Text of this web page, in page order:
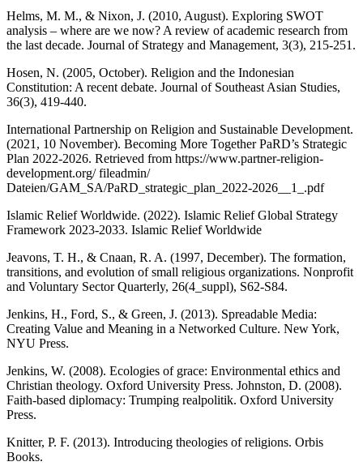
Helms, M. M., & Nixon, J. (2010, August). Exploring SWOT
analysis – where are we now? A review of academic research from
the last decade. Journal of Strategy and Management, 3(3), 215-251.
Hosen, N. (2005, October). Religion and the Indonesian
Constitution: A recent debate. Journal of Southeast Asian Studies,
36(3), 419-440.
International Partnership on Religion and Sustainable Development.
(2021, 10 November). Becoming More Together PaRD’s Strategic
Plan 2022-2026. Retrieved from https://www.partner-religion-
development.org/ fileadmin/
Dateien/GAM_SA/PaRD_strategic_plan_2022-2026__1_.pdf
Islamic Relief Worldwide. (2022). Islamic Relief Global Strategy
Framework 2023-2033. Islamic Relief Worldwide
Jeavons, T. H., & Cnaan, R. A. (1997, December). The formation,
transitions, and evolution of small religious organizations. Nonprofit
and Voluntary Sector Quarterly, 26(4_suppl), S62-S84.
Jenkins, H., Ford, S., & Green, J. (2013). Spreadable Media:
Creating Value and Meaning in a Networked Culture. New York,
NYU Press.
Jenkins, W. (2008). Ecologies of grace: Environmental ethics and
Christian theology. Oxford University Press. Johnston, D. (2008).
Faith-based diplomacy: Trumping realpolitik. Oxford University
Press.
Knitter, P. F. (2013). Introducing theologies of religions. Orbis
Books.